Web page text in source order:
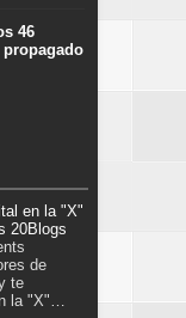
46
en la "X"
20Blogs
de
te
la "X"…